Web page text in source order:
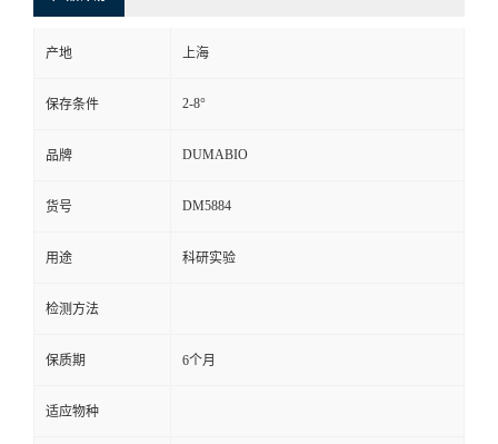
方
言
产地 上海
保存条件 2-8°
品牌 DUMABIO
货号 DM5884
用途 科研实验
检测方法
保质期 6个月
适应物种